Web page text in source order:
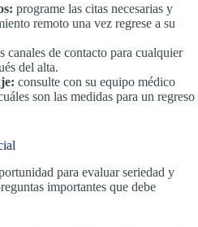
programe las citas necesarias y
remoto una vez regrese a su
canales de contacto para cualquier
del alta.
consulte con su equipo médico
son las medidas para un regreso
para evaluar seriedad y
importantes que debe